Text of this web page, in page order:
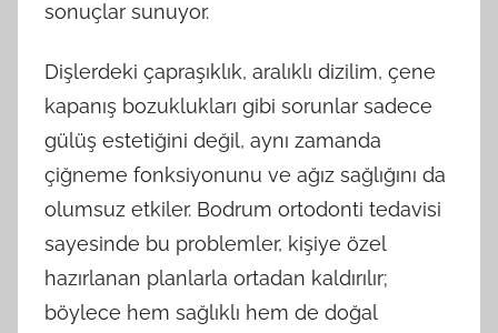
sonuçlar sunuyor.
Dişlerdeki çapraşıklık, aralıklı dizilim, çene
kapanış bozuklukları gibi sorunlar sadece
gülüş estetiğini değil, aynı zamanda
çiğneme fonksiyonunu ve ağız sağlığını da
olumsuz etkiler. Bodrum ortodonti tedavisi
sayesinde bu problemler, kişiye özel
hazırlanan planlarla ortadan kaldırılır;
böylece hem sağlıklı hem de doğal